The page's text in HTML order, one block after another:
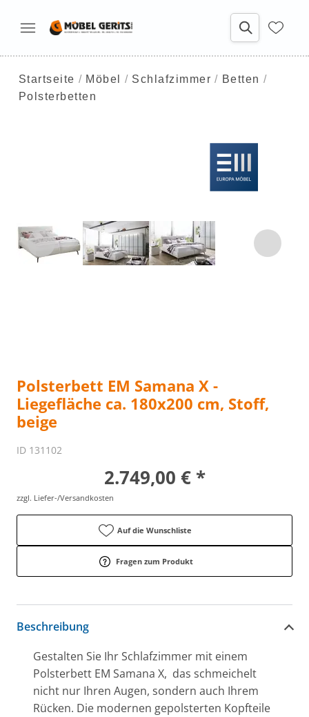
Startseite Möbel Schlafzimmer
Betten
Polsterbetten
Polsterbett EM Samana X -
Liegefläche ca. 180x200 cm, Stoff,
beige
ID 131102
2.749,00 € *
zzgl. Liefer-/Versandkosten
Auf die Wunschliste
Fragen zum Produkt
Beschreibung
Gestalten Sie Ihr Schlafzimmer mit einem
Polsterbett EM Samana X, das schmeichelt
nicht nur Ihren Augen, sondern auch Ihrem
Rücken. Die modernen gepolsterten Kopfteile